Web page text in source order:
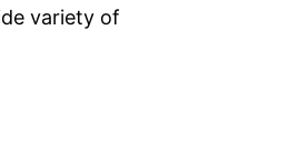
variety of